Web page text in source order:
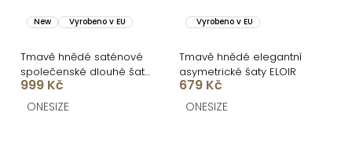
New Vyrobeno v EU
Tmavě hnědé saténové
společenské dlouhé šaty
AMELIS
999 Kč
ONESIZE
Vyrobeno v EU
Tmavě hnědé elegantní
asymetrické šaty ELOIR
679 Kč
ONESIZE